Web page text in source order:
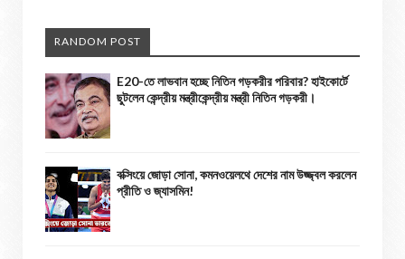
RANDOM POST
E20-তে লাভবান হচ্ছে নিতিন গড়করীর পরিবার? হাইকোর্টে
ছুটলেন কেন্দ্রীয় মন্ত্রীকেন্দ্রীয় মন্ত্রী নিতিন গড়করী।
বক্সিংয়ে জোড়া সোনা, কমনওয়েলথে দেশের নাম উজ্জ্বল করলেন
প্রীতি ও জ্যাসমিন!